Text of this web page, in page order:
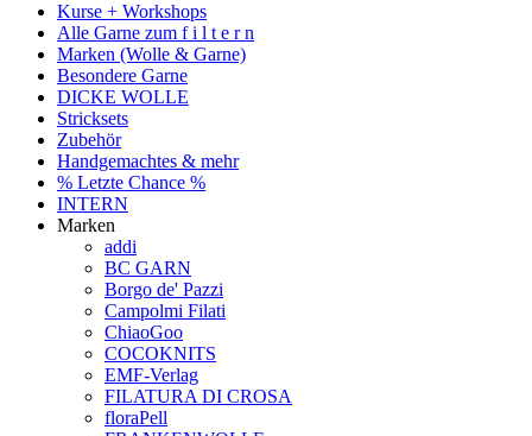
Kurse + Workshops
Alle Garne zum f i l t e r n
Marken (Wolle & Garne)
Besondere Garne
DICKE WOLLE
Stricksets
Zubehör
Handgemachtes & mehr
% Letzte Chance %
INTERN
Marken
addi
BC GARN
Borgo de' Pazzi
Campolmi Filati
ChiaoGoo
COCOKNITS
EMF-Verlag
FILATURA DI CROSA
floraPell